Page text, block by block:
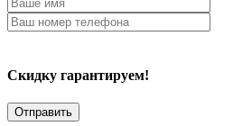
Скидку гарантируем!